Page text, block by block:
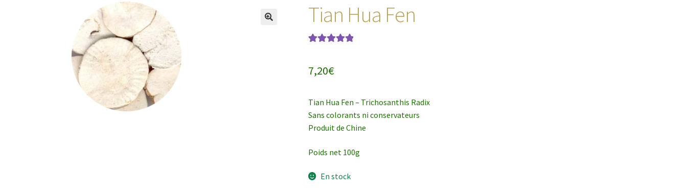
Tian Hua Fen
notation
7,20€
Tian Hua Fen – Trichosanthis Radix
Sans colorants ni conservateurs
Produit de Chine
Poids net 100g
En stock